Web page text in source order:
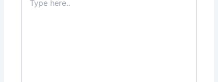
here..